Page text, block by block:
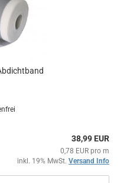
38,99 EUR
0,78 EUR pro m
inkl. 19% MwSt. Versand Info